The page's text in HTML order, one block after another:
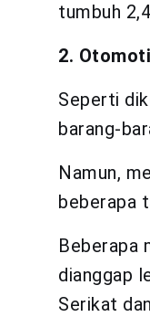
tumbuh
2.
Seperti
barang-
Namun,
beberapa
Beberapa
dianggap
Serikat